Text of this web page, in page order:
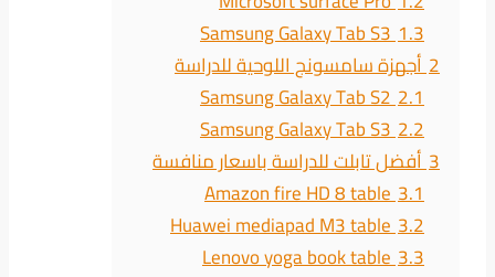
1.3
Samsung Galaxy Tab S3
2أجهزة سامسونج اللوحية للدراسة
2.1
Samsung Galaxy Tab S2
2.2
Samsung Galaxy Tab S3
3أفضل تابلت للدراسة باسعار منافسة
3.1
Amazon fire HD 8 table
3.2
Huawei mediapad M3 table
3.3
Lenovo yoga book table